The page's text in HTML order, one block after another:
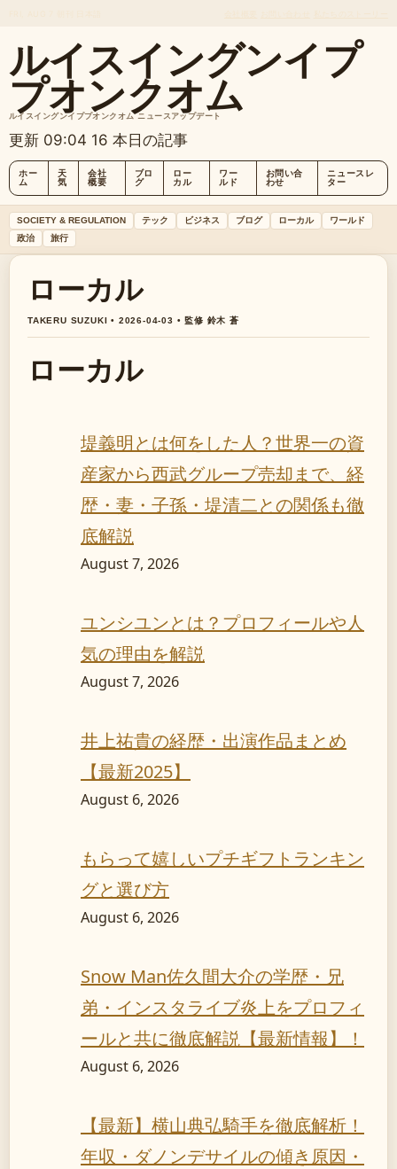
ルイスイングンイプ
プオンクオム
ルイスイングンイププオンクオム ニュースアップデート
更新 09:04 16 本日の記事
ホー
ム
天
気
会社
概要
ブロ
グ
ロー
カル
ワー
ルド
お問い合
わせ
ニュースレ
ター
SOCIETY & REGULATION テック ビジネス ブログ ローカル
ワールド
政治
旅行
ローカル
TAKERU SUZUKI • 2026-04-03 • 監修 鈴木 蒼
ローカル
堤義明とは何をした人？世界一の資
産家から西武グループ売却まで、経
歴・妻・子孫・堤清二との関係も徹
底解説
August 7, 2026
ユンシユンとは？プロフィールや人
気の理由を解説
August 7, 2026
井上祐貴の経歴・出演作品まとめ
【最新2025】
August 6, 2026
もらって嬉しいプチギフトランキン
グと選び方
August 6, 2026
Snow Man佐久間大介の学歴・兄
弟・インスタライブ炎上をプロフィ
ールと共に徹底解説【最新情報】！
August 6, 2026
【最新】横山典弘騎手を徹底解析！
年収・ダノンデサイルの傾き原因・